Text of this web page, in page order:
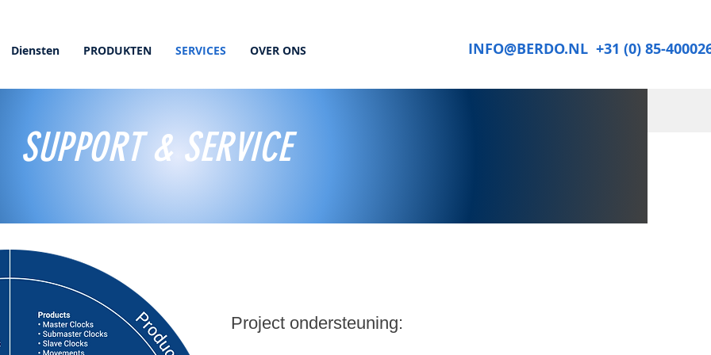
Diensten PRODUKTEN SERVICES OVER ONS INFO@BERDO.NL +31 (0) 85-
SUPPORT & SERVICE
Project ondersteuning: